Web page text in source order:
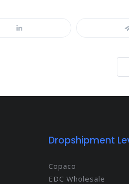
Dropshipment
Copaco
EDC Wholesale